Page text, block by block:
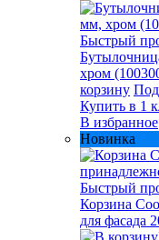
Быстрый
хром
корзину
Купить в 1
В избранное
Новинка
Быстрый
Корзина
для фасада